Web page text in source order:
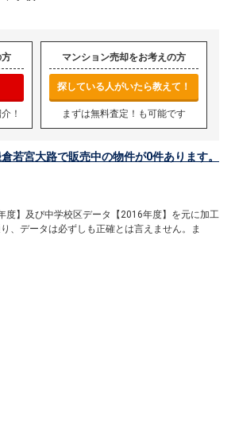
！
マンション売却をお考えの方
探している人がいたら教えて！
まずは無料査定！も可能です
若宮大路で販売中の物件が0件あります。
度】及び中学校区データ【2016年度】を元に加工
、データは必ずしも正確とは言えません。ま